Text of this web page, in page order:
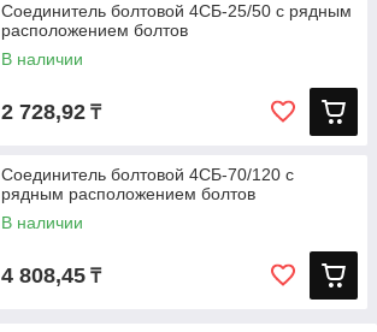
Соединитель болтовой 4СБ-25/50 с рядным
расположением болтов
В наличии
2 728,92 ₸
Соединитель болтовой 4СБ-70/120 с
рядным расположением болтов
В наличии
4 808,45 ₸